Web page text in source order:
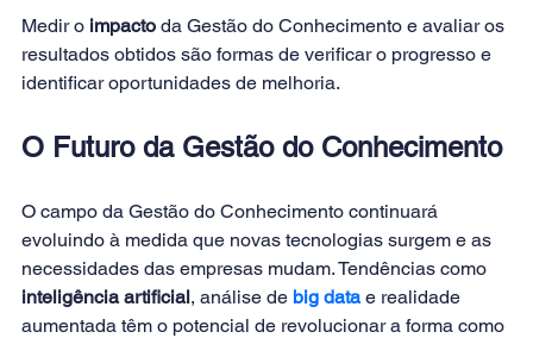
Medir o impacto da Gestão do Conhecimento e avaliar os
resultados obtidos são formas de verificar o progresso e
identificar oportunidades de melhoria.
O Futuro da Gestão do Conhecimento
O campo da Gestão do Conhecimento continuará
evoluindo à medida que novas tecnologias surgem e as
necessidades das empresas mudam. Tendências como
inteligência artificial, análise de big data e realidade
aumentada têm o potencial de revolucionar a forma como